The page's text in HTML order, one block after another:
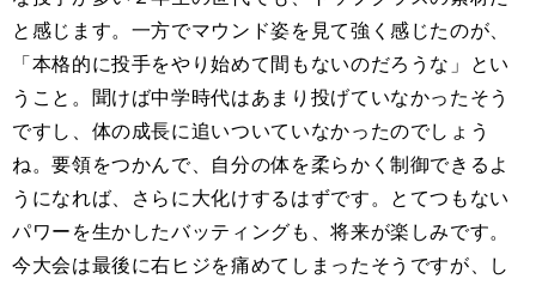
と感じます。一方でマウンド姿を見て強く感じたのが、
「本格的に投手をやり始めて間もないのだろうな」とい
うこと。聞けば中学時代はあまり投げていなかったそう
ですし、体の成長に追いついていなかったのでしょう
ね。要領をつかんで、自分の体を柔らかく制御できるよ
うになれば、さらに大化けするはずです。とてつもない
パワーを生かしたバッティングも、将来が楽しみです。
今大会は最後に右ヒジを痛めてしまったそうですが、し